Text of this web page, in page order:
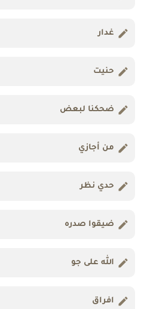
غدار
حنيت
ضحكنا لبعض
من أجازي
حدي نظر
ضيقوا صدره
الله على جو
افراق